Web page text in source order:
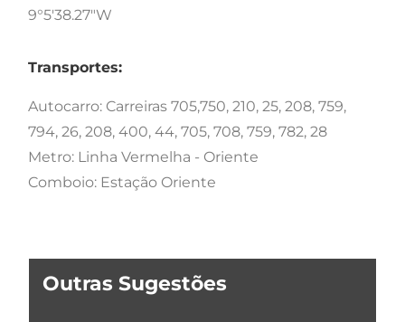
9°5'38.27"W
Transportes:
Autocarro: Carreiras 705,750, 210, 25, 208, 759,
794, 26, 208, 400, 44, 705, 708, 759, 782, 28
Metro: Linha Vermelha - Oriente
Comboio: Estação Oriente
Outras Sugestões